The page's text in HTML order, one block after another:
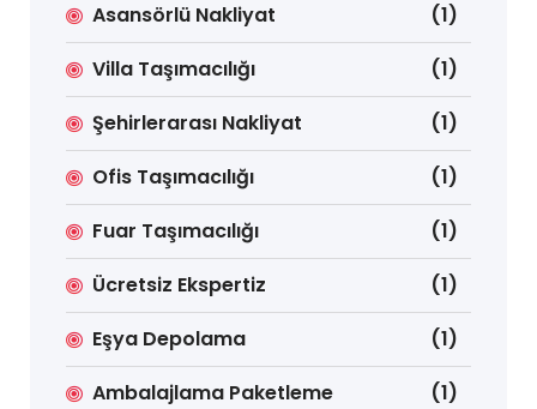
Asansörlü Nakliyat
(1)
Villa Taşımacılığı
(1)
Şehirlerarası Nakliyat
(1)
Ofis Taşımacılığı
(1)
Fuar Taşımacılığı
(1)
Ücretsiz Ekspertiz
(1)
Eşya Depolama
(1)
Ambalajlama Paketleme
(1)